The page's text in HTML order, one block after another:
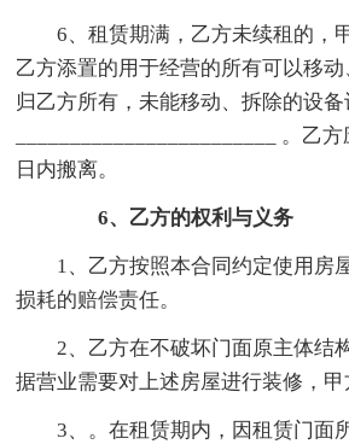
6、租赁期满，乙方未续租的，
乙方添置的用于经营的所有可以移
归乙方所有，未能移动、拆除的设备
________________________ 。乙
日内搬离。
6、乙方的权利与义务
1、乙方按照本合同约定使用房
损耗的赔偿责任。
2、乙方在不破坏门面原主体结
据营业需要对上述房屋进行装修，甲
3、。在租赁期内，因租赁门面